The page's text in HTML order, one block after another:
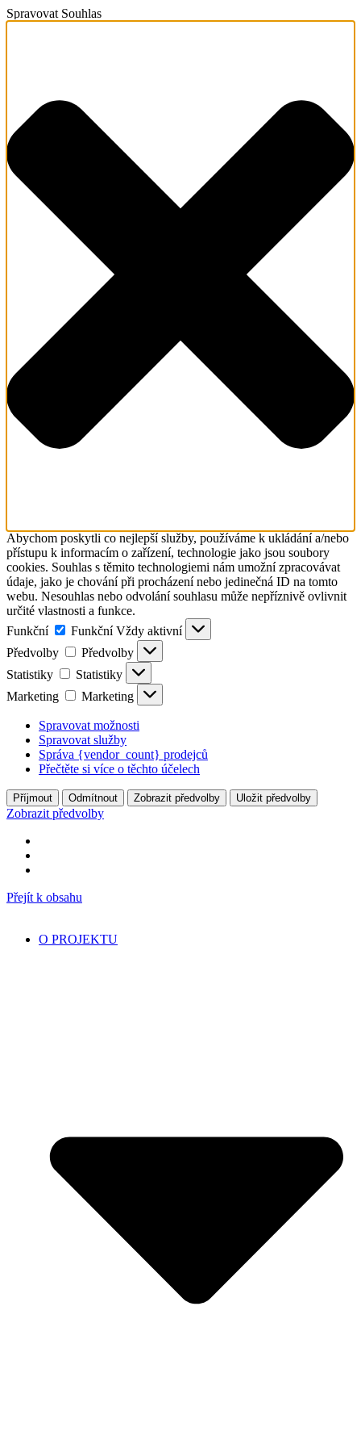
Spravovat Souhlas
Abychom poskytli co nejlepší služby, používáme k ukládání a/nebo
přístupu k informacím o zařízení, technologie jako jsou soubory
cookies. Souhlas s těmito technologiemi nám umožní zpracovávat
údaje, jako je chování při procházení nebo jedinečná ID na tomto
webu. Nesouhlas nebo odvolání souhlasu může nepříznivě ovlivnit
určité vlastnosti a funkce.
Funkční
Funkční Vždy aktivní
Předvolby
Předvolby
Statistiky
Statistiky
Marketing
Marketing
Spravovat možnosti
Spravovat služby
Správa {vendor_count} prodejců
Přečtěte si více o těchto účelech
Příjmout Odmítnout Zobrazit předvolby Uložit předvolby
Zobrazit předvolby
Přejít k obsahu
O PROJEKTU